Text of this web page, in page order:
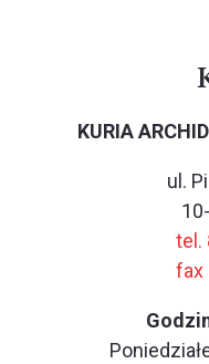
KURIA
ul.
tel.
fax